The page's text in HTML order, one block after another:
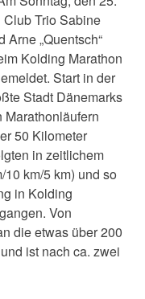
Trio Sabine
Arne „Quentsch“
Kolding Marathon
Start in der
Stadt Dänemarks
Marathonläufern
50 Kilometer
in zeitlichem
km/5 km) und so
in Kolding
Von
die etwas über 200
ist nach ca. zwei